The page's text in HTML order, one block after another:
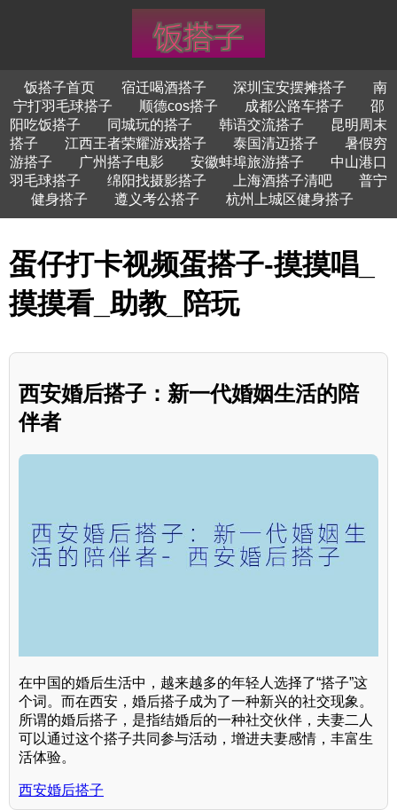
饭搭子首页 宿迁喝酒搭子 深圳宝安摆摊搭子
南
宁打羽毛球搭子
顺德cos搭子 成都公路车搭子
邵
阳吃饭搭子
同城玩的搭子 韩语交流搭子
昆明周末
搭子
江西王者荣耀游戏搭子 泰国清迈搭子
暑假穷
游搭子
广州搭子电影 安徽蚌埠旅游搭子
中山港口
羽毛球搭子
绵阳找摄影搭子 上海酒搭子清吧
普宁
健身搭子
遵义考公搭子 杭州上城区健身搭子
蛋仔打卡视频蛋搭子-摸摸唱_
摸摸看_助教_陪玩
西安婚后搭子：新一代婚姻生活的陪
伴者
在中国的婚后生活中，越来越多的年轻人选择了“搭子”这
个词。而在西安，婚后搭子成为了一种新兴的社交现象。
所谓的婚后搭子，是指结婚后的一种社交伙伴，夫妻二人
可以通过这个搭子共同参与活动，增进夫妻感情，丰富生
活体验。
西安婚后搭子